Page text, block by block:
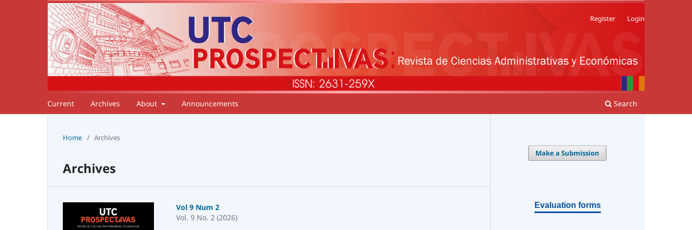
Current Archives About Announcements Search
Register Login
Home / Archives
Archives
Vol 9 Num 2
Vol. 9 No. 2 (2026)
Make a Submission
Evaluation forms